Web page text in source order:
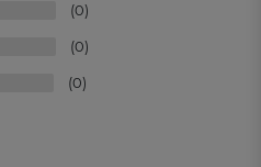
0
0
0